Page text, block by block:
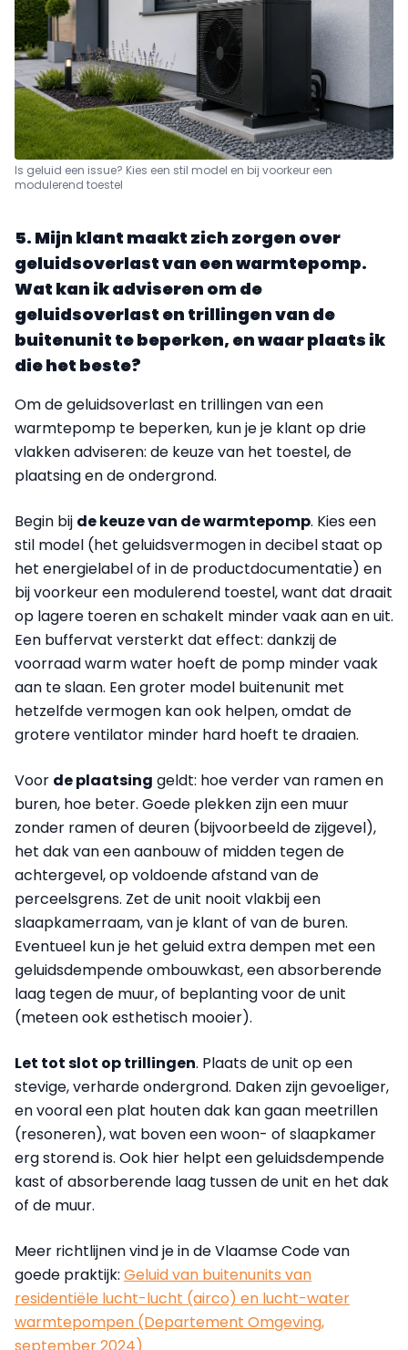
Is geluid een issue? Kies een stil model en bij voorkeur een
modulerend toestel
5. Mijn klant maakt zich zorgen over
geluidsoverlast van een warmtepomp.
Wat kan ik adviseren om de
geluidsoverlast en trillingen van de
buitenunit te beperken, en waar plaats ik
die het beste?
Om de geluidsoverlast en trillingen van een
warmtepomp te beperken, kun je je klant op drie
vlakken adviseren: de keuze van het toestel, de
plaatsing en de ondergrond.
Begin bij de keuze van de warmtepomp. Kies een
stil model (het geluidsvermogen in decibel staat op
het energielabel of in de productdocumentatie) en
bij voorkeur een modulerend toestel, want dat draait
op lagere toeren en schakelt minder vaak aan en uit.
Een buffervat versterkt dat effect: dankzij de
voorraad warm water hoeft de pomp minder vaak
aan te slaan. Een groter model buitenunit met
hetzelfde vermogen kan ook helpen, omdat de
grotere ventilator minder hard hoeft te draaien.
Voor de plaatsing geldt: hoe verder van ramen en
buren, hoe beter. Goede plekken zijn een muur
zonder ramen of deuren (bijvoorbeeld de zijgevel),
het dak van een aanbouw of midden tegen de
achtergevel, op voldoende afstand van de
perceelsgrens. Zet de unit nooit vlakbij een
slaapkamerraam, van je klant of van de buren.
Eventueel kun je het geluid extra dempen met een
geluidsdempende ombouwkast, een absorberende
laag tegen de muur, of beplanting voor de unit
(meteen ook esthetisch mooier).
Let tot slot op trillingen. Plaats de unit op een
stevige, verharde ondergrond. Daken zijn gevoeliger,
en vooral een plat houten dak kan gaan meetrillen
(resoneren), wat boven een woon- of slaapkamer
erg storend is. Ook hier helpt een geluidsdempende
kast of absorberende laag tussen de unit en het dak
of de muur.
Meer richtlijnen vind je in de Vlaamse Code van
goede praktijk: Geluid van buitenunits van
residentiële lucht-lucht (airco) en lucht-water
warmtepompen (Departement Omgeving,
september 2024)